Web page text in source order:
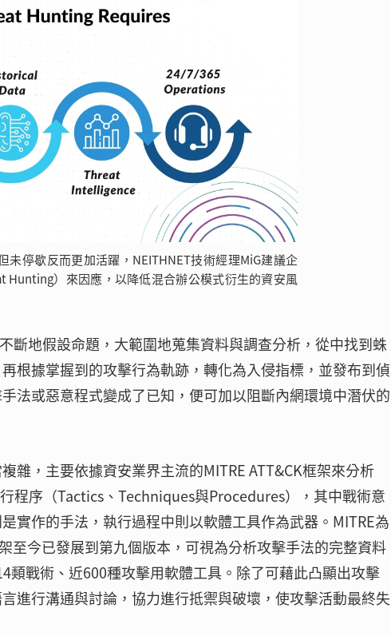
未停歇反而更加活躍，NEITHNET技術經理MiG建議企
Hunting）來因應，以降低混合辦公模式衍生的資安風
斷地假設命題，大範圍地蒐集資料與調查分析，從中找到蛛
根據掌握到的攻擊行為軌跡，轉化為入侵指標，並發布到偵
法或惡意程式變成了已知，便可加以阻斷內網環境中潛伏的
雜，主要依據資安業界主流的MITRE ATT&CK框架來分析
程序（Tactics、Techniques與Procedures），其中戰術意
實作的手法，執行過程中則以軟體工具作為武器。MITRE為
至今已發展到第九個版本，可視為分析攻擊手法的完整資料
類戰術、近600種攻擊用軟體工具。除了可藉此凸顯出攻擊
進行溝通與討論，協力進行抵禦與破壞，使攻擊活動最終失